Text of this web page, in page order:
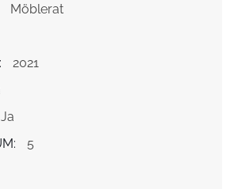
Möblerat
2021
Ja
5